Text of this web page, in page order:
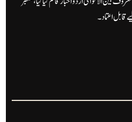
اعتماد۔